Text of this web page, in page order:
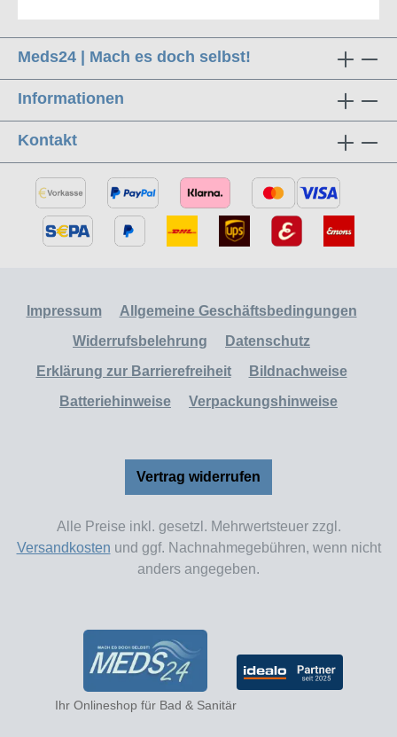
Meds24 | Mach es doch selbst!
Informationen
Kontakt
Impressum
Allgemeine Geschäftsbedingungen
Widerrufsbelehrung
Datenschutz
Erklärung zur Barrierefreiheit
Bildnachweise
Batteriehinweise
Verpackungshinweise
Vertrag widerrufen
Alle Preise inkl. gesetzl. Mehrwertsteuer zzgl.
Versandkosten und ggf. Nachnahmegebühren, wenn nicht
anders angegeben.
Ihr Onlineshop für Bad & Sanitär